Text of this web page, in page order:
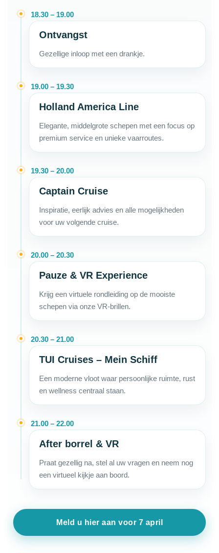
18.30 – 19.00
Ontvangst
Gezellige inloop met een drankje.
19.00 – 19.30
Holland America Line
Elegante, middelgrote schepen met een focus op
premium service en unieke vaarroutes.
19.30 – 20.00
Captain Cruise
Inspiratie, eerlijk advies en alle mogelijkheden
voor uw volgende cruise.
20.00 – 20.30
Pauze & VR Experience
Krijg een virtuele rondleiding op de mooiste
schepen via onze VR-brillen.
20.30 – 21.00
TUI Cruises – Mein Schiff
Een moderne vloot waar persoonlijke ruimte, rust
en wellness centraal staan.
21.00 – 22.00
After borrel & VR
Praat gezellig na, stel al uw vragen en neem nog
een virtueel kijkje aan boord.
Meld u hier aan voor 7 april